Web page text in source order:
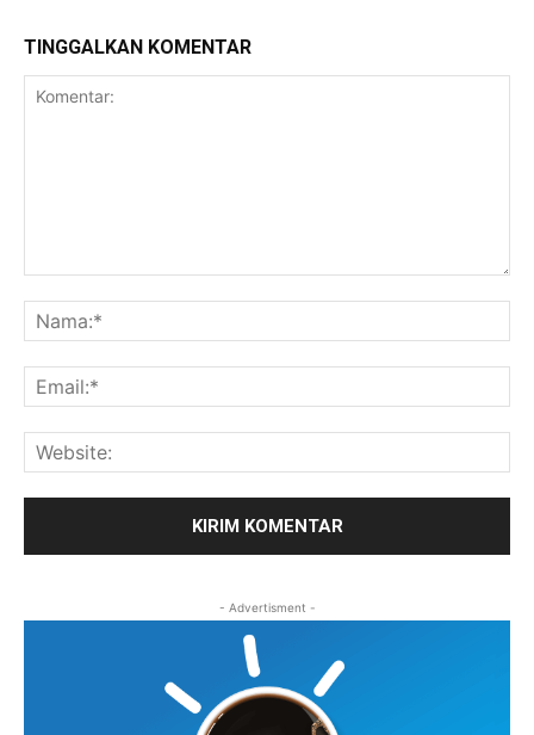
TINGGALKAN KOMENTAR
- Advertisment -